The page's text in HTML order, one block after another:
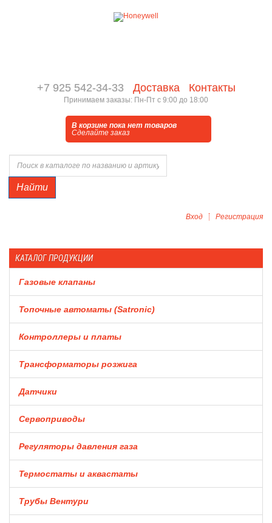
+7 925 542-34-33 Доставка Контакты
Принимаем заказы: Пн-Пт с 9:00 до 18:00
В корзине пока нет товаров
Сделайте заказ
Найти
Вход Регистрация
КАТАЛОГ ПРОДУКЦИИ
Газовые клапаны
Топочные автоматы (Satronic)
Контроллеры и платы
Трансформаторы розжига
Датчики
Сервоприводы
Регуляторы давления газа
Термостаты и аквастаты
Трубы Вентури